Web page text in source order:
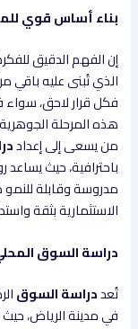
بناء أساس قوي
إن الفهم الدقيق
الذي تُبنى عليه باقي
فكل قرار لاحق، سواء
هذه المرحلة
من يسعى إلى إعداد
باحترافية، حيث
مدروسة وقابلة
الاستثمارية بثقة
دراسة السوق
تُعددراسة السوق
في مدينة الرياض،